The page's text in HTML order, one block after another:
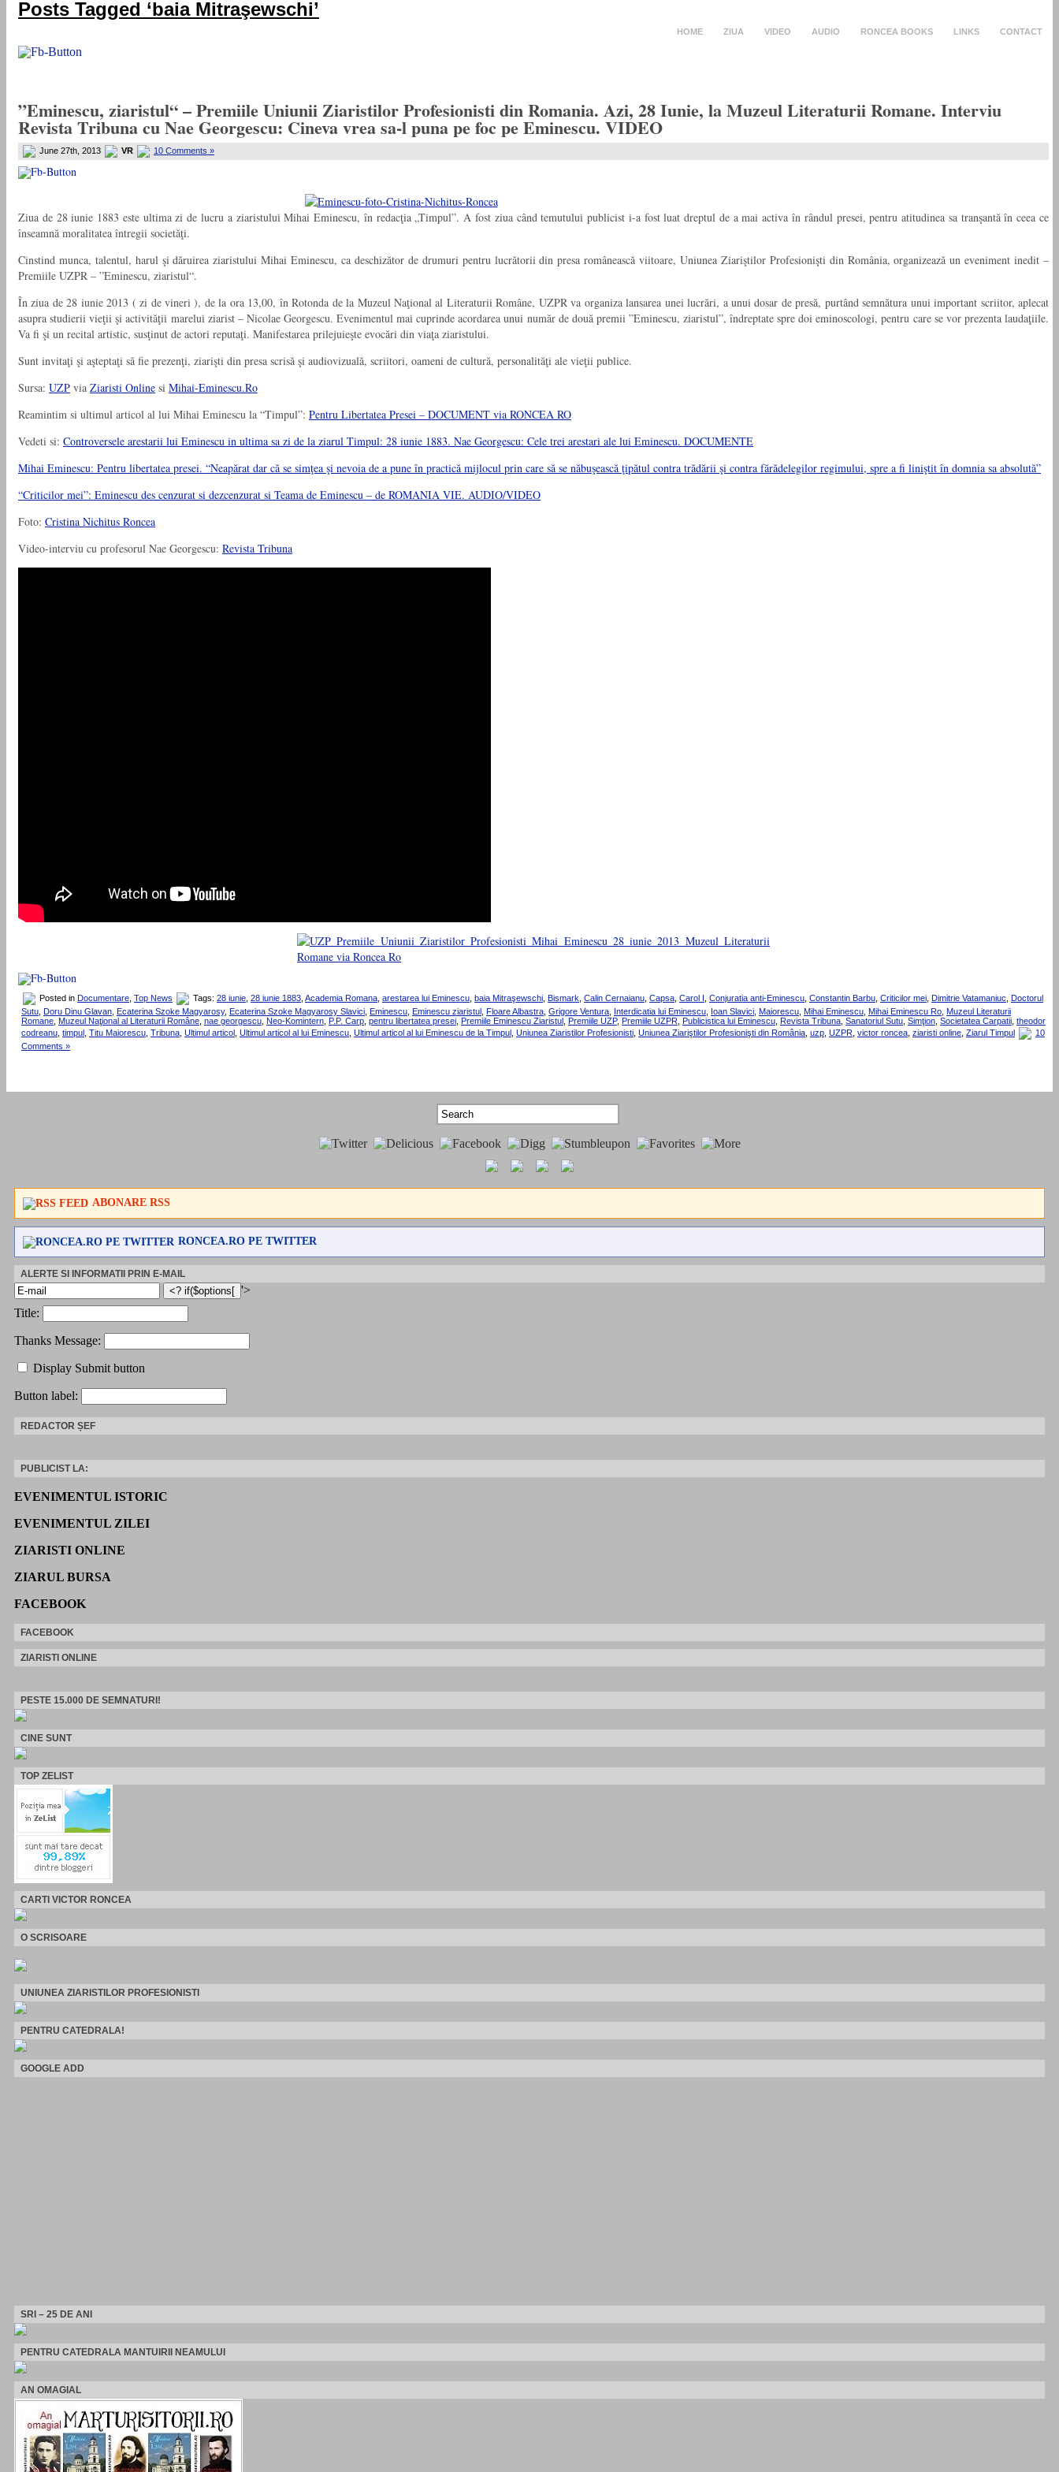
HOME ZIUA VIDEO AUDIO RONCEA BOOKS LINKS CONTACT
Posts Tagged ‘baia Mitraşewschi’
”Eminescu, ziaristul“ – Premiile Uniunii Ziaristilor Profesionisti din Romania. Azi, 28 Iunie, la Muzeul Literaturii Romane. Interviu
Revista Tribuna cu Nae Georgescu: Cineva vrea sa-l puna pe foc pe Eminescu. VIDEO
June 27th, 2013 VR 10 Comments »
Ziua de 28 iunie 1883 este ultima zi de lucru a ziaristului Mihai Eminescu, în redacţia „Timpul”. A fost ziua când temutului publicist i-a fost luat dreptul de a mai activa în rândul presei, pentru atitudinea sa tranşantă în ceea ce
înseamnă moralitatea întregii societăţi.
Cinstind munca, talentul, harul şi dăruirea ziaristului Mihai Eminescu, ca deschizător de drumuri pentru lucrătorii din presa românească viitoare, Uniunea Ziariştilor Profesionişti din România, organizează un eveniment inedit –
Premiile UZPR – ”Eminescu, ziaristul“.
În ziua de 28 iunie 2013 ( zi de vineri ), de la ora 13,00, în Rotonda de la Muzeul Naţional al Literaturii Române, UZPR va organiza lansarea unei lucrări, a unui dosar de presă, purtând semnătura unui important scriitor, aplecat
asupra studierii vieţii şi activităţii marelui ziarist – Nicolae Georgescu. Evenimentul mai cuprinde acordarea unui număr de două premii ”Eminescu, ziaristul”, îndreptate spre doi eminoscologi, pentru care se vor prezenta laudaţiile.
Va fi şi un recital artistic, susţinut de actori reputaţi. Manifestarea prilejuieşte evocări din viaţa ziaristului.
Sunt invitaţi şi aşteptaţi să fie prezenţi, ziarişti din presa scrisă şi audiovizuală, scriitori, oameni de cultură, personalităţi ale vieţii publice.
Sursa: UZP via Ziaristi Online si Mihai-Eminescu.Ro
Reamintim si ultimul articol al lui Mihai Eminescu la “Timpul”: Pentru Libertatea Presei – DOCUMENT via RONCEA RO
Vedeti si: Controversele arestarii lui Eminescu in ultima sa zi de la ziarul Timpul: 28 iunie 1883. Nae Georgescu: Cele trei arestari ale lui Eminescu. DOCUMENTE
Mihai Eminescu: Pentru libertatea presei. “Neapărat dar că se simţea şi nevoia de a pune în practică mijlocul prin care să se năbuşească ţipătul contra trădării şi contra fărădelegilor regimului, spre a fi liniştit în domnia sa absolută”
“Criticilor mei”: Eminescu des cenzurat si dezcenzurat si Teama de Eminescu – de ROMANIA VIE. AUDIO/VIDEO
Foto: Cristina Nichitus Roncea
Video-interviu cu profesorul Nae Georgescu: Revista Tribuna
Posted in Documentare Top News Tags: 28 iunie 28 iunie 1883 Academia Romana arestarea lui Eminescu baia Mitraşewschi Bismark Calin Cernaianu Capsa Carol I Conjuratia anti-Eminescu Constantin Barbu Criticilor mei Dimitrie Vatamaniuc
Doctorul
Sutu
Doru Dinu Glavan Ecaterina Szoke Magyarosy, Ecaterina Szoke Magyarosy Slavici Eminescu Eminescu ziaristul Floare Albastra Grigore Ventura Interdicatia lui Eminescu Ioan Slavici Maiorescu Mihai Eminescu Mihai Eminescu Ro Muzeul Literaturii
Romane Muzeul Naţional al Literaturii Române nae georgescu Neo-Komintern P.P. Carp pentru libertatea presei Premiile Eminescu Ziaristul Premiile UZP, Premiile UZPR Publicistica lui Eminescu Revista Tribuna Sanatoriul Sutu Simţion Societatea Carpatii theodor
codreanu timpul Titu Maiorescu Tribuna Ultimul articol Ultimul articol al lui Eminescu Ultimul articol al lui Eminescu de la Timpul Uniunea Ziaristilor Profesionisti Uniunea Ziariştilor Profesionişti din România uzp UZPR victor roncea ziaristi online Ziarul Timpul
10
Comments »
ABONARE RSS
RONCEA.RO PE TWITTER
ALERTE SI INFORMATII PRIN E-MAIL
'>
Title:
Thanks Message:
Display Submit button
Button label:
REDACTOR ȘEF
PUBLICIST LA:
EVENIMENTUL ISTORIC
EVENIMENTUL ZILEI
ZIARISTI ONLINE
ZIARUL BURSA
FACEBOOK
FACEBOOK
ZIARISTI ONLINE
PESTE 15.000 DE SEMNATURI!
CINE SUNT
TOP ZELIST
CARTI VICTOR RONCEA
O SCRISOARE
UNIUNEA ZIARISTILOR PROFESIONISTI
PENTRU CATEDRALA!
GOOGLE ADD
SRI – 25 DE ANI
PENTRU CATEDRALA MANTUIRII NEAMULUI
AN OMAGIAL